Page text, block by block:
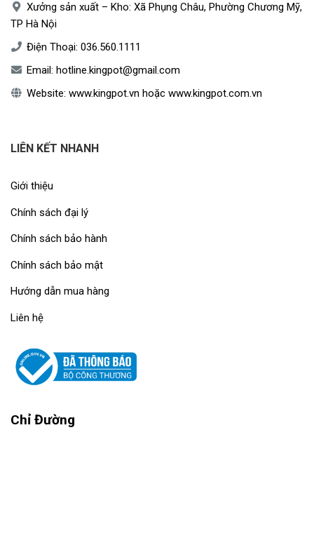
Xưởng sản xuất – Kho: Xã Phụng Châu, Phường Chương Mỹ,
TP Hà Nội
Điện Thoại: 036.560.1111
Email: hotline.kingpot@gmail.com
Website: www.kingpot.vn hoặc www.kingpot.com.vn
LIÊN KẾT NHANH
Giới thiệu
Chính sách đại lý
Chính sách bảo hành
Chính sách bảo mật
Hướng dẫn mua hàng
Liên hệ
Chỉ Đường